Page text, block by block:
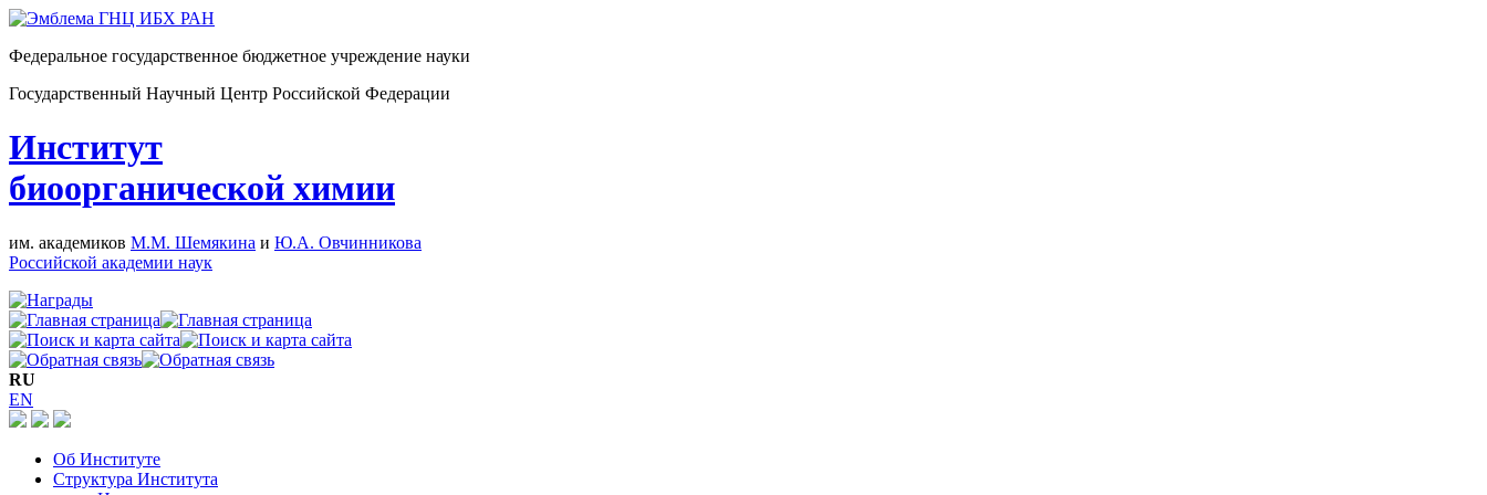
Федеральное государственное бюджетное учреждение науки
Государственный Научный Центр Российской Федерации
Институт
биоорганической химии
им. академиков М.М. Шемякина и Ю.А. Овчинникова
Российской академии наук
RU
EN
Об Институте
Структура Института